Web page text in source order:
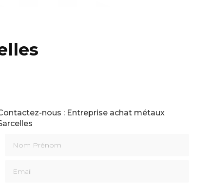
nous : Entreprise achat métaux